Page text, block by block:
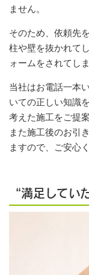
ません。
そのため、依頼先
柱や壁を抜かれて
ォームをされてし
当社はお電話一本
いての正しい知識
考えた施工をご提
また施工後のお引
ますので、ご安心
“満足してい